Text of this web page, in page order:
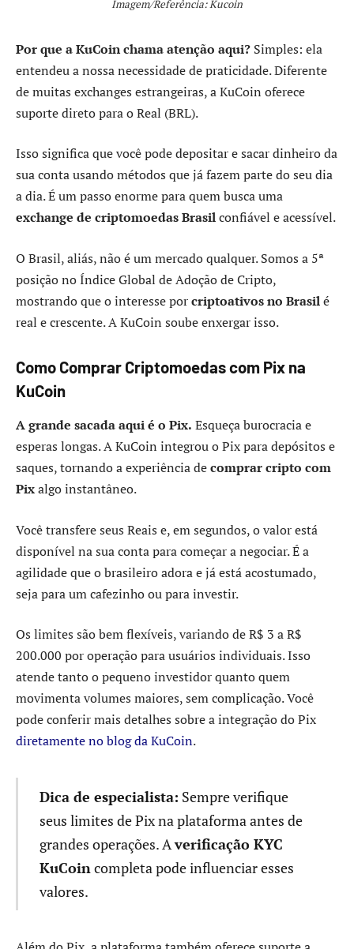
Imagem/Referência: Kucoin
Por que a KuCoin chama atenção aqui? Simples: ela
entendeu a nossa necessidade de praticidade. Diferente
de muitas exchanges estrangeiras, a KuCoin oferece
suporte direto para o Real (BRL).
Isso significa que você pode depositar e sacar dinheiro da
sua conta usando métodos que já fazem parte do seu dia
a dia. É um passo enorme para quem busca uma
exchange de criptomoedas Brasilconfiável e acessível.
O Brasil, aliás, não é um mercado qualquer. Somos a 5ª
posição no Índice Global de Adoção de Cripto,
mostrando que o interesse porcriptoativos no Brasilé
real e crescente. A KuCoin soube enxergar isso.
Como Comprar Criptomoedas com Pix na
KuCoin
A grande sacada aqui é o Pix. Esqueça burocracia e
esperas longas. A KuCoin integrou o Pix para depósitos e
saques, tornando a experiência decomprar cripto com
Pixalgo instantâneo.
Você transfere seus Reais e, em segundos, o valor está
disponível na sua conta para começar a negociar. É a
agilidade que o brasileiro adora e já está acostumado,
seja para um cafezinho ou para investir.
Os limites são bem flexíveis, variando de R$ 3 a R$
200.000 por operação para usuários individuais. Isso
atende tanto o pequeno investidor quanto quem
movimenta volumes maiores, sem complicação. Você
pode conferir mais detalhes sobre a integração do Pix
diretamente no blog da KuCoin.
Dica de especialista: Sempre verifique
seus limites de Pix na plataforma antes de
grandes operações. Averificação KYC
KuCoincompleta pode influenciar esses
valores.